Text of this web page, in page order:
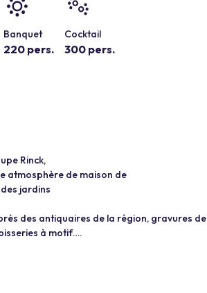
Banquet
220 pers.
Cocktail
300 pers.
Rinck,
atmosphère de maison de
jardins
des antiquaires de la région, gravures de
à motif….